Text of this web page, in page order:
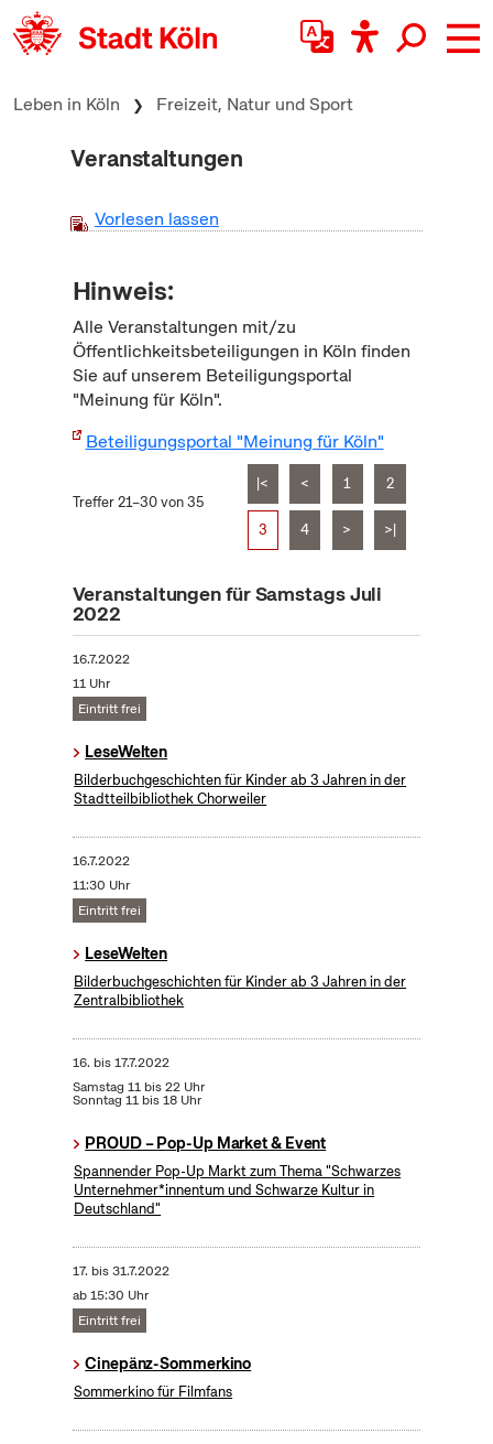
zum Inhalt springen
Leben in Köln Freizeit, Natur und Sport
Veranstaltungen
Vorlesen lassen
Hinweis:
Alle Veranstaltungen mit/zu
Öffentlichkeitsbeteiligungen in Köln finden
Sie auf unserem Beteiligungsportal
"Meinung für Köln".
Beteiligungsportal "Meinung für Köln"
Treffer 21–30 von 35
|< < 1 2
3 4 > >|
Veranstaltungen für Samstags Juli
2022
16.7.2022
11 Uhr
Eintritt frei
LeseWelten
Bilderbuchgeschichten für Kinder ab 3 Jahren in der
Stadtteilbibliothek Chorweiler
16.7.2022
11:30 Uhr
Eintritt frei
LeseWelten
Bilderbuchgeschichten für Kinder ab 3 Jahren in der
Zentralbibliothek
16. bis17.7.2022
Samstag 11 bis 22 Uhr
Sonntag 11 bis 18 Uhr
PROUD – Pop-Up Market & Event
Spannender Pop-Up Markt zum Thema "Schwarzes
Unternehmer*innentum und Schwarze Kultur in
Deutschland"
17. bis31.7.2022
ab 15:30 Uhr
Eintritt frei
Cinepänz-Sommerkino
Sommerkino für Filmfans